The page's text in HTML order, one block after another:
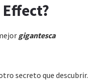
gigantesca
secreto que descubrir.